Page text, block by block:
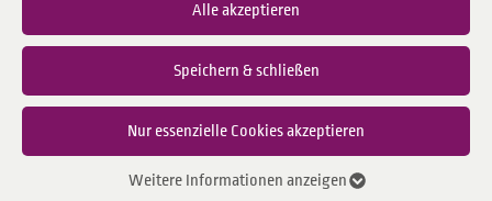
Alle akzeptieren
Speichern & schließen
Nur essenzielle Cookies akzeptieren
Weitere Informationen anzeigen